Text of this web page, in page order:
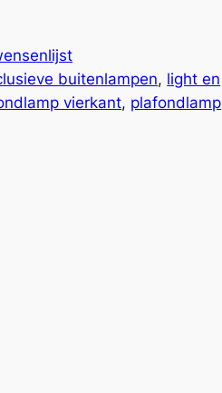
buitenlampen, light en
vierkant, plafondlamp